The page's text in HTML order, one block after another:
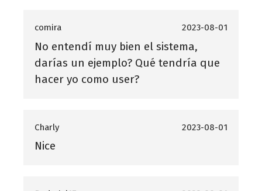
comira 2023-08-01
No entendí muy bien el sistema,
darías un ejemplo? Qué tendría que
hacer yo como user?
Charly 2023-08-01
Nice